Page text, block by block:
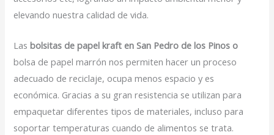
elevando nuestra calidad de vida.
Lasbolsitas de papel kraft en San Pedro de los Pinos o
bolsa de papel marrón nos permiten hacer un proceso
adecuado de reciclaje, ocupa menos espacio y es
económica. Gracias a su gran resistencia se utilizan para
empaquetar diferentes tipos de materiales, incluso para
soportar temperaturas cuando de alimentos se trata.